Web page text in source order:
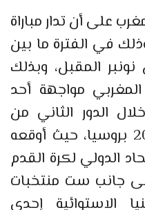
على أن تدار مباراة
في الفترة ما بين
المقبل، وبذلك
مواجهة أحد
الدور الثاني من
تصفيات كأس العالم 2018 بروسيا، حيث أوقعه
الدولي لكرة القدم
إلى جانب ست منتخبات
الاستوائية إحدى